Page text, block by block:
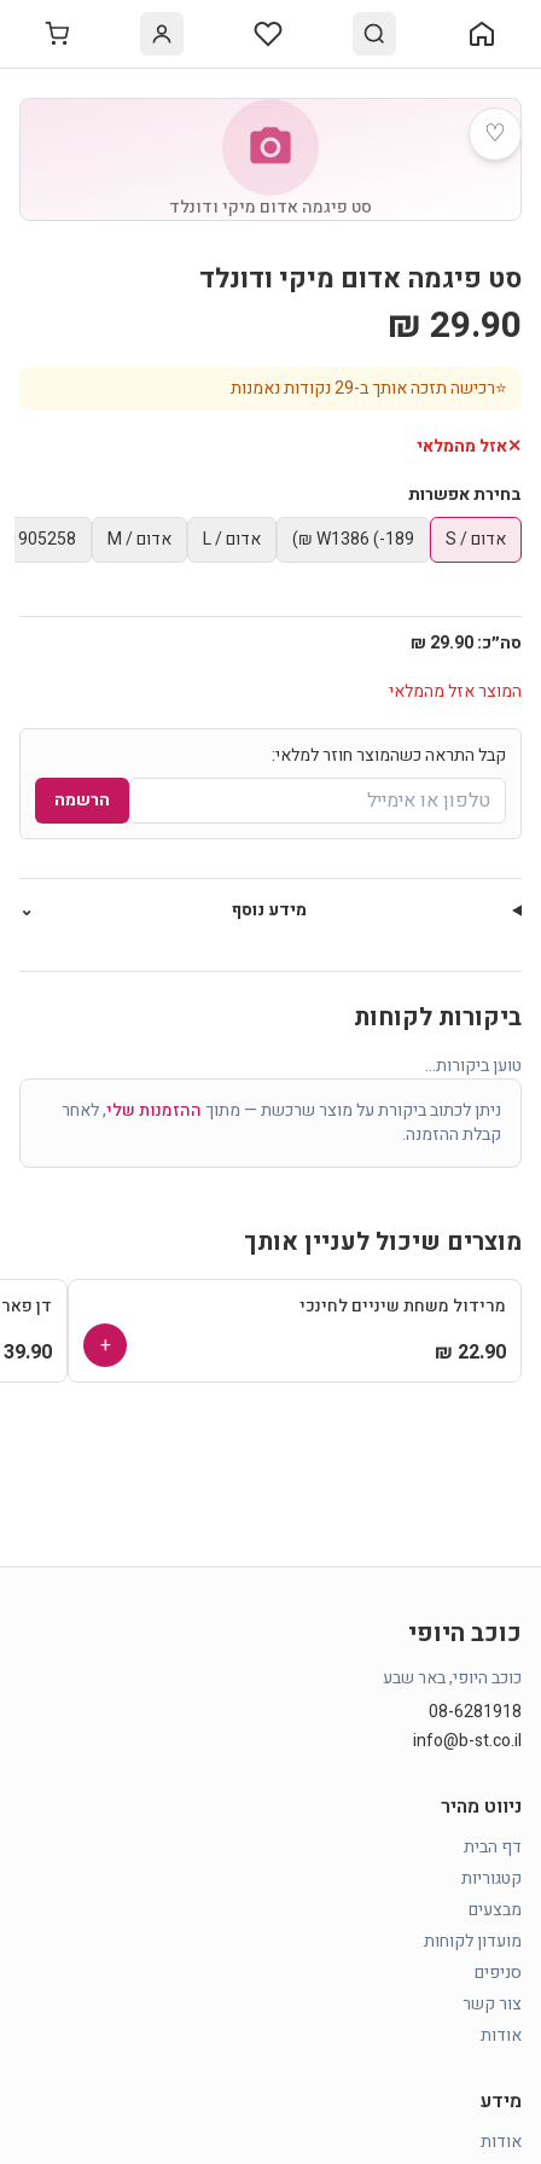
photo_camera
סט פיגמה אדום מיקי ודונלד
♡
סט פיגמה אדום מיקי ודונלד
29.90 ₪
⭐רכישה תזכה אותך ב-29נקודות נאמנות
✕אזל מהמלאי
בחירת אפשרות
אדום / S
W1386(-189 ₪) אדום / L אדום / M
סה״כ:29.90 ₪
המוצר אזל מהמלאי
קבל התראה כשהמוצר חוזר למלאי:
הרשמה
מידע נוסף ⌄
ביקורות לקוחות
טוען ביקורות...
ניתן לכתוב ביקורת על מוצר שרכשת — מתוךההזמנות שלי, לאחר
קבלת ההזמנה.
מוצרים שיכול לעניין אותך
מרידול משחת שיניים לחינכי
22.90 ₪
+
דן
39.90 ₪
כוכב היופי
כוכב היופי, באר שבע
08-6281918
info@b-st.co.il
ניווט מהיר
דף הבית
קטגוריות
מבצעים
מועדון לקוחות
סניפים
צור קשר
אודות
מידע
אודות